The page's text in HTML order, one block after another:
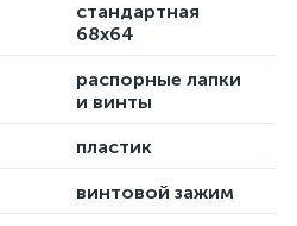
стандартная
68х64
распорные лапки
и винты
пластик
винтовой зажим